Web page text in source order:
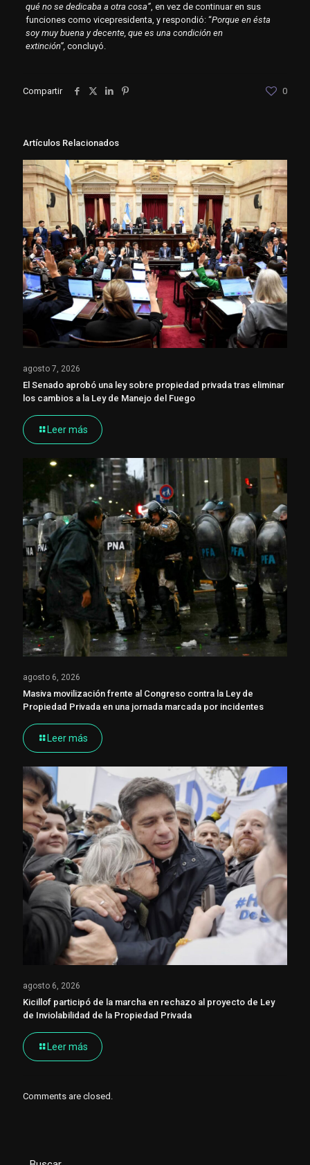
qué no se dedicaba a otra cosa”, en vez de continuar en sus
funciones como vicepresidenta, y respondió: “Porque en ésta
soy muy buena y decente, que es una condición en
extinción”,concluyó.
Compartir 0
Artículos Relacionados
agosto 7, 2026
El Senado aprobó una ley sobre propiedad privada tras eliminar
los cambios a la Ley de Manejo del Fuego
Leer más
agosto 6, 2026
Masiva movilización frente al Congreso contra la Ley de
Propiedad Privada en una jornada marcada por incidentes
Leer más
agosto 6, 2026
Kicillof participó de la marcha en rechazo al proyecto de Ley
de Inviolabilidad de la Propiedad Privada
Leer más
Comments are closed.